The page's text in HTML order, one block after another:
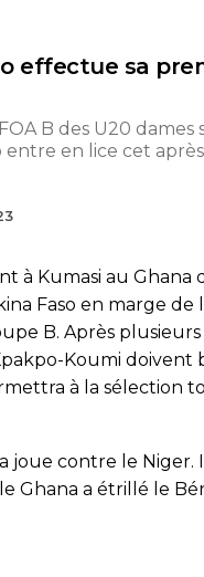
effectue sa
B des U20 dames
entre en lice cet
à Kumasi au
Faso en marge
B. Après
Koumi doivent
à la sélection
joue contre le
Ghana a étrillé le